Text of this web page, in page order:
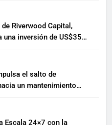
Riverwood Capital,
una inversión de US$35
el salto de
un mantenimiento
Escala 24×7 con la